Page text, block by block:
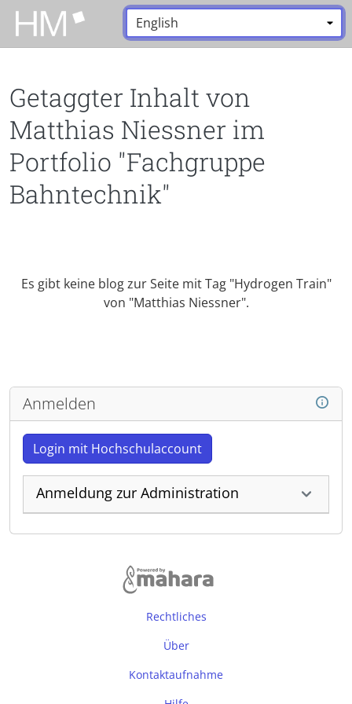
Zum Hauptinhalt zurückspringen
Sprache:
Getaggter Inhalt von
Matthias Niessner im
Portfolio "Fachgruppe
Bahntechnik"
Es gibt keine blog zur Seite mit Tag "Hydrogen Train"
von "Matthias Niessner".
Anmelden
Login mit Hochschulaccount
Anmeldung zur Administration
Rechtliches
Über
Kontaktaufnahme